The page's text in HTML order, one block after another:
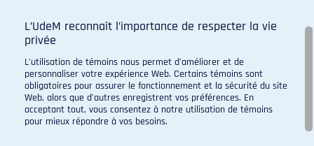
L’UdeM reconnaît l’importance de respecter la vie
privée
L’utilisation de témoins nous permet d’améliorer et de
personnaliser votre expérience Web. Certains témoins sont
obligatoires pour assurer le fonctionnement et la sécurité du site
Web, alors que d’autres enregistrent vos préférences. En
acceptant tout, vous consentez à notre utilisation de témoins
pour mieux répondre à vos besoins.